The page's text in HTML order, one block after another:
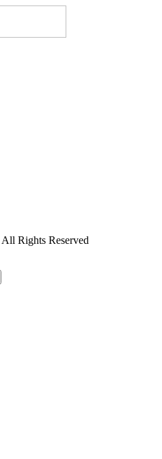
Rights Reserved